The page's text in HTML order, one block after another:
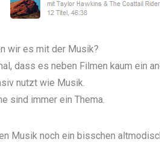
wir es mit der Musik?
dass es neben Filmen kaum ein
nutzt wie Musik.
sind immer ein Thema.
Musik noch ein bisschen